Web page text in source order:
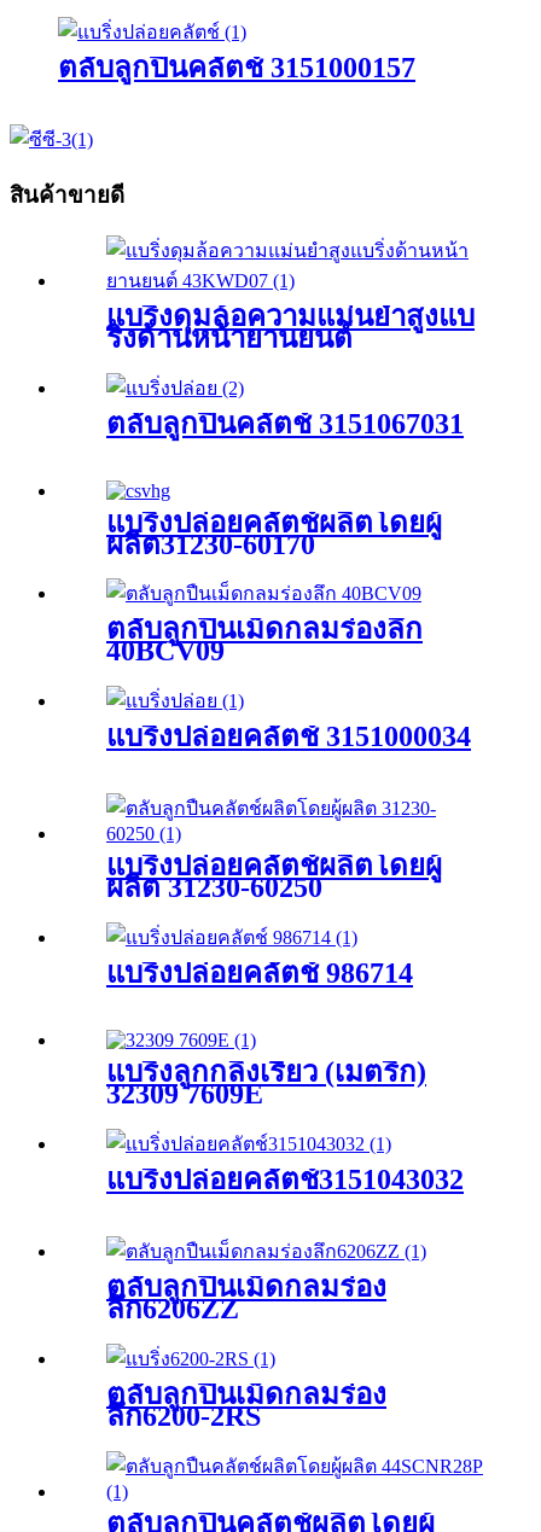
ตลับลูกปืนคลัตช์ 3151000157
สินค้าขายดี
แบริ่งดุมล้อความแม่นยำสูงแบ
ริ่งด้านหน้ายานยนต์
ตลับลูกปืนคลัตช์ 3151067031
แบริ่งปล่อยคลัตช์ผลิตโดยผู้
ผลิต31230-60170
ตลับลูกปืนเม็ดกลมร่องลึก
40BCV09
แบริ่งปล่อยคลัตช์ 3151000034
แบริ่งปล่อยคลัตช์ผลิตโดยผู้
ผลิต 31230-60250
แบริ่งปล่อยคลัตช์ 986714
แบริ่งลูกกลิ้งเรียว (เมตริก)
32309 7609E
แบริ่งปล่อยคลัตช์3151043032
ตลับลูกปืนเม็ดกลมร่อง
ลึก6206ZZ
ตลับลูกปืนเม็ดกลมร่อง
ลึก6200-2RS
ตลับลูกปืนคลัตช์ผลิตโดยผู้